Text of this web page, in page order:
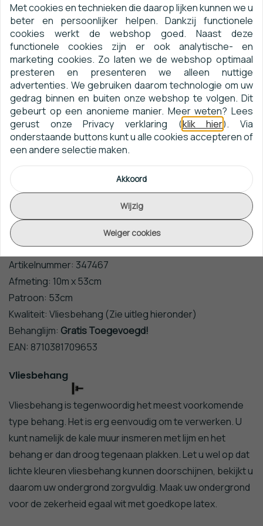
Omschrijving & SpecificatiesBeoordelingen
Omschrijving & Specificaties
Productinformatie
Origin Wallcoverings Wunderkammer (Met Gratis Lijm!)
347467is een schitterend behang uit de Wunderkammer
Behang collectie van Origin Wallcoverings.
U heeft bij Behangkoopjes.nl altijd de beste prijs en de
snelste levering in Nederland & België!
Gratis Lijm bij aankoop vanaf 2 rollen!
Specificaties
Naam: Origin Wallcoverings Wunderkammer (Met Gratis
Lijm!) 347467
Collectie: Wunderkammer
Artikelnummer: 347467
Afmeting: 10m x 53cm
Patroon: 53cm
Kwaliteit: Vliesbehang (Zie uitleg hieronder)
Behanglijm: Gratis Toegevoegd!
EAN: 8710381709653
Vliesbehang
Vliesbehang is tegenwoordig het meest voorkomende
type behang. Het is erg eenvoudig om te verwerken. U
kunt namelijk de kale muur insmeren met lijm en het
behang er dan droog tegenaan plakken. Let u wel op dat
lichte kleuren vliesbehang kunnen doorschijnen, bekijkt u
daarom uw ondergrond zorgvuldig. Maak uw ondergrond
voor de zekerheid egaal wit met goedkope latex.
Met cookies en technieken die daarop lijken kunnen we u
beter en persoonlijker helpen. Dankzij functionele
cookies werkt de webshop goed. Naast deze
functionele cookies zijn er ook analytische- en
marketing cookies. Zo laten we de webshop optimaal
presteren en presenteren we alleen nuttige
advertenties. We gebruiken daarom technologie om uw
gedrag binnen en buiten onze webshop te volgen. Dit
gebeurt op een anonieme manier. Meer weten? Lees
gerust onze Privacy verklaring (klik hier). Via
onderstaande buttons kunt u alle cookies accepteren of
een andere selectie maken.
Akkoord
Wijzig
Weiger cookies